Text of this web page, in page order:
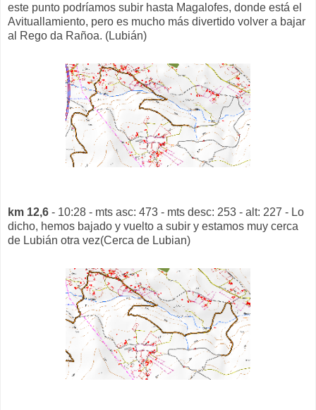
este punto podríamos subir hasta Magalofes, donde está el
Avituallamiento, pero es mucho más divertido volver a bajar
al Rego da Rañoa. (Lubián)
km 12,6 - 10:28 - mts asc: 473 - mts desc: 253 - alt: 227 - Lo
dicho, hemos bajado y vuelto a subir y estamos muy cerca
de Lubián otra vez(Cerca de Lubian)